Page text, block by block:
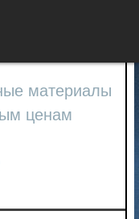
материалы
ценам